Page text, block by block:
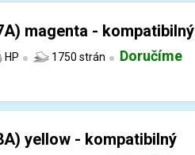
magenta - kompatibilný
HP 1750 strán
Doručíme
yellow - kompatibilný